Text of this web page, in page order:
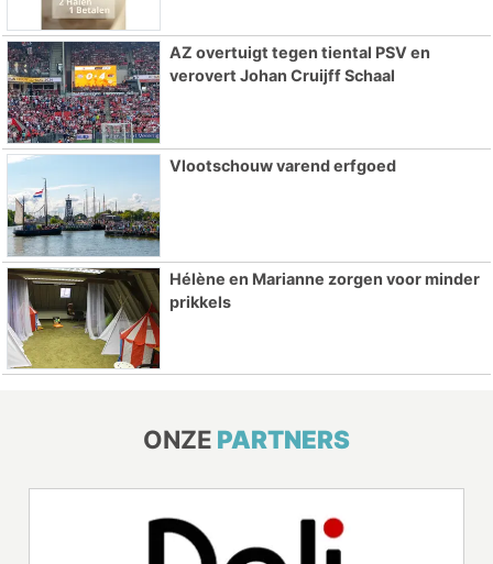
AZ overtuigt tegen tiental PSV en
verovert Johan Cruijff Schaal
Vlootschouw varend erfgoed
Hélène en Marianne zorgen voor minder
prikkels
ONZE PARTNERS